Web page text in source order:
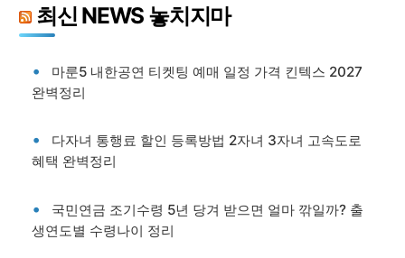
최신 NEWS 놓치지마
마룬5 내한공연 티켓팅 예매 일정 가격 킨텍스 2027
완벽정리
다자녀 통행료 할인 등록방법 2자녀 3자녀 고속도로
혜택 완벽정리
국민연금 조기수령 5년 당겨 받으면 얼마 깎일까? 출
생연도별 수령나이 정리